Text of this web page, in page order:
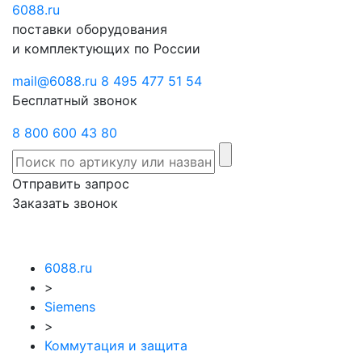
6088.ru
поставки оборудования
и комплектующих по России
mail@6088.ru 8 495 477 51 54
Бесплатный звонок
8 800 600 43 80
Отправить запрос
Заказать звонок
6088.ru
>
Siemens
>
Коммутация и защита
Отправить
запрос
звонок